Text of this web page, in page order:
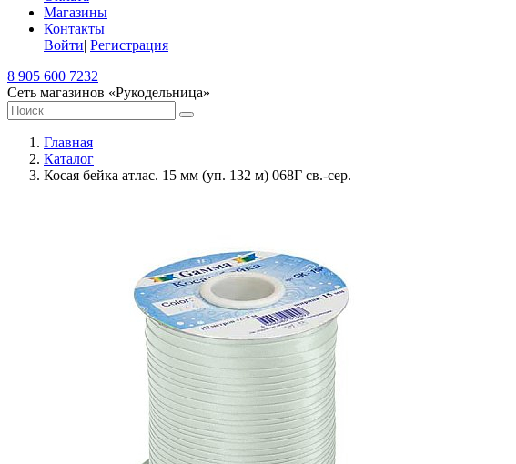
Магазины
Контакты
Войти| Регистрация
8 905 600 7232
Сеть магазинов «Рукодельница»
Главная
Каталог
Косая бейка атлас. 15 мм (уп. 132 м) 068Г св.-сер.